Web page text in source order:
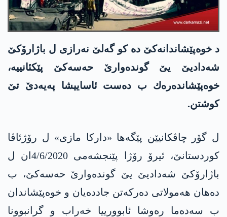
د خوه‌پێشاندانه‌كێ ده‌ كو گه‌لێ نه‌رازی ل باژارۆكێ
شه‌دادیێ یێ گونده‌وارێ حه‌سه‌كێ پێكئانییه‌،
خوه‌پێشانده‌ره‌ك ب ده‌ست ئاساییشا په‌یه‌دێ تێ
كوشتن.
ل گۆر چاڤكانیێن پێگه‌ها «داركا مازی» ل رۆژئاڤا
كوردستانێ، ئیرۆ رۆژا پێنجشه‌می 4/6/2020ان ل
باژارۆكێ شه‌دادیێ یێ گونده‌وارێ حه‌سه‌كێ، ب
ده‌هان هه‌مولاتی ده‌ركه‌تن جادده‌یان و خوه‌پێشاندان
ب سه‌ده‌ما ره‌وشا ئابوورییا خه‌راب و گرانبوونا